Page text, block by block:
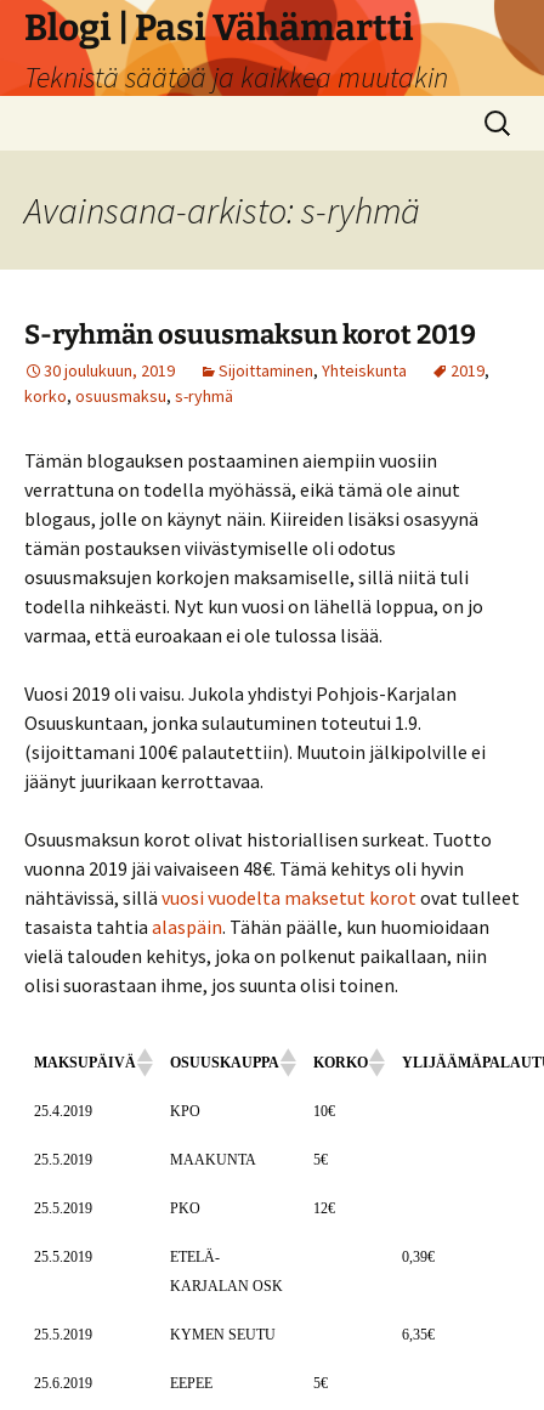
Siirry
sisältöön
Blogi | Pasi Vähämartti
Teknistä säätöä ja kaikkea muutakin
Haku:
Avainsana-arkisto: s-ryhmä
S-ryhmän osuusmaksun korot 2019
30 joulukuun, 2019 Sijoittaminen, Yhteiskunta 2019,
korko, osuusmaksu, s-ryhmä
Tämän blogauksen postaaminen aiempiin vuosiin
verrattuna on todella myöhässä, eikä tämä ole ainut
blogaus, jolle on käynyt näin. Kiireiden lisäksi osasyynä
tämän postauksen viivästymiselle oli odotus
osuusmaksujen korkojen maksamiselle, sillä niitä tuli
todella nihkeästi. Nyt kun vuosi on lähellä loppua, on jo
varmaa, että euroakaan ei ole tulossa lisää.
Vuosi 2019 oli vaisu. Jukola yhdistyi Pohjois-Karjalan
Osuuskuntaan, jonka sulautuminen toteutui 1.9.
(sijoittamani 100€ palautettiin). Muutoin jälkipolville ei
jäänyt juurikaan kerrottavaa.
Osuusmaksun korot olivat historiallisen surkeat. Tuotto
vuonna 2019 jäi vaivaiseen 48€. Tämä kehitys oli hyvin
nähtävissä, sillä vuosivuodelta maksetut korotovat tulleet
tasaista tahtia alaspäin. Tähän päälle, kun huomioidaan
vielä talouden kehitys, joka on polkenut paikallaan, niin
olisi suorastaan ihme, jos suunta olisi toinen.
MAKSUPÄIVÄ OSUUSKAUPPA KORKO
25.4.2019 KPO 10€
25.5.2019 MAAKUNTA 5€
25.5.2019 PKO 12€
25.5.2019
ETELÄ-
KARJALAN OSK
0,39€
25.5.2019 KYMEN SEUTU 6,35€
25.6.2019 EEPEE 5€